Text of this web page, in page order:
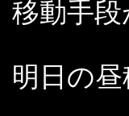
移動手段
明日の